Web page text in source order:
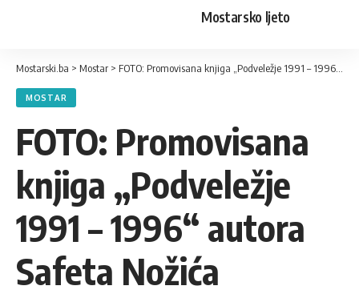
Mostarsko ljeto
Mostarski.ba > Mostar > FOTO: Promovisana knjiga „Podveležje 1991 – 1996“ autora Safeta Nožića
MOSTAR
FOTO: Promovisana
knjiga „Podveležje
1991 – 1996“ autora
Safeta Nožića